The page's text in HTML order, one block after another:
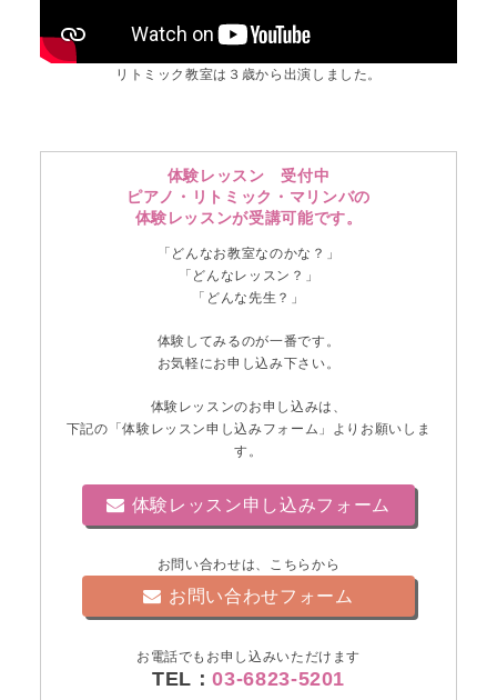
リトミック教室は３歳から出演しました。
体験レッスン 受付中
ピアノ・リトミック・マリンバの
体験レッスンが受講可能です。
「どんなお教室なのかな？」
「どんなレッスン？」
「どんな先生？」
体験してみるのが一番です。
お気軽にお申し込み下さい。
体験レッスンのお申し込みは、
下記の「体験レッスン申し込みフォーム」よりお願いしま
す。
体験レッスン申し込みフォーム
お問い合わせは、こちらから
お問い合わせフォーム
お電話でもお申し込みいただけます
TEL：03-6823-5201